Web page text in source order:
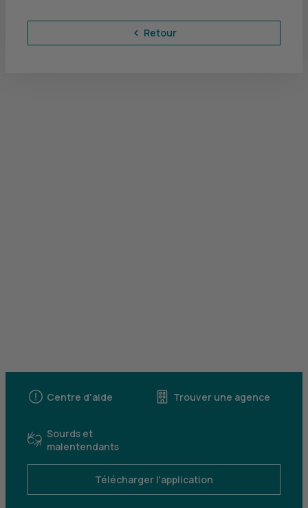
Retour
Centre d'aide Trouver une agence
Sourds et
malentendants
Télécharger l'application